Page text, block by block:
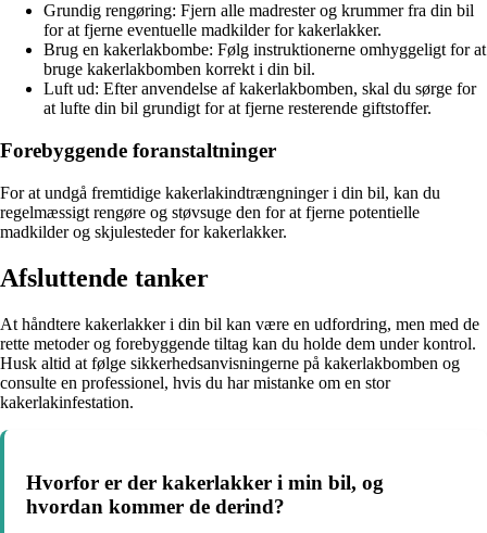
Grundig rengøring: Fjern alle madrester og krummer fra din bil
for at fjerne eventuelle madkilder for kakerlakker.
Brug en kakerlakbombe: Følg instruktionerne omhyggeligt for at
bruge kakerlakbomben korrekt i din bil.
Luft ud: Efter anvendelse af kakerlakbomben, skal du sørge for
at lufte din bil grundigt for at fjerne resterende giftstoffer.
Forebyggende foranstaltninger
For at undgå fremtidige kakerlakindtrængninger i din bil, kan du
regelmæssigt rengøre og støvsuge den for at fjerne potentielle
madkilder og skjulesteder for kakerlakker.
Afsluttende tanker
At håndtere kakerlakker i din bil kan være en udfordring, men med de
rette metoder og forebyggende tiltag kan du holde dem under kontrol.
Husk altid at følge sikkerhedsanvisningerne på kakerlakbomben og
consulte en professionel, hvis du har mistanke om en stor
kakerlakinfestation.
Hvorfor er der kakerlakker i min bil, og
hvordan kommer de derind?